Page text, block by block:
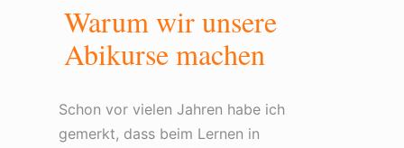
Warum wir unsere
Abikurse machen
Schon vor vielen Jahren habe ich
gemerkt, dass beim Lernen in